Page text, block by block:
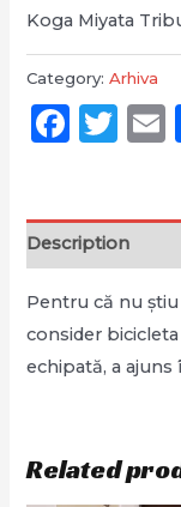
Koga Miyata
Category:Arhiva
Description
Pentru că nu
consider
echipată, a
Related